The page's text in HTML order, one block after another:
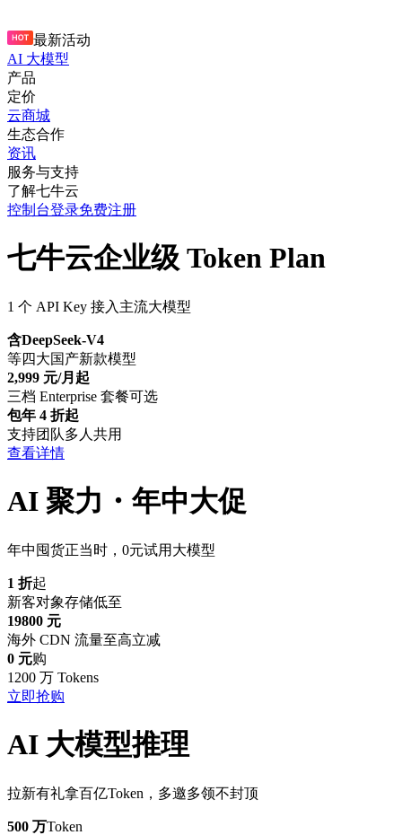
最新活动
AI 大模型
产品
定价
云商城
生态合作
资讯
服务与支持
了解七牛云
控制台登录免费注册
七牛云企业级 Token Plan
1 个 API Key 接入主流大模型
含DeepSeek-V4
等四大国产新款模型
2,999 元/月起
三档 Enterprise 套餐可选
包年 4 折起
支持团队多人共用
查看详情
AI 聚力・年中大促
年中囤货正当时，0元试用大模型
1 折起
新客对象存储低至
19800 元
海外 CDN 流量至高立减
0 元购
1200 万 Tokens
立即抢购
AI 大模型推理
拉新有礼拿百亿Token，多邀多领不封顶
500 万Token